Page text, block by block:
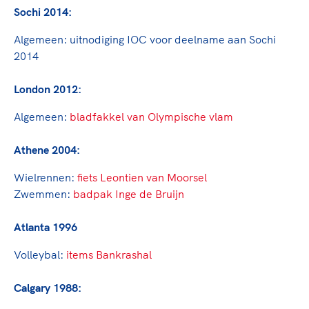
Sportakkoord II
Game Changer
TeamNL kids
Nieuwspagina
Veilige en integere sport
Gezonde sportomgeving
Bekwaam sportkader
Vitale clubs en bestuurlijk kader
Clubacties
Handboek Wet- en Regelgeving
Opleidingen en trainingen
Ruimte voor sport
Kennisaanbod TeamNL Experts
Olympische Spelen LA28
Topsportfinanciering
Maatschappelijke waarde topsport
Sochi 2014:
Algemeen: uitnodiging IOC voor deelname aan Sochi
2014
London 2012:
Algemeen: bladfakkel van Olympische vlam
Athene 2004:
Wielrennen: fiets Leontien van Moorsel
Zwemmen: badpak Inge de Bruijn
Atlanta 1996
Volleybal: items Bankrashal
Calgary 1988: